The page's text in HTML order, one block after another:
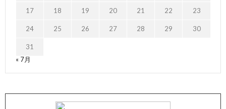
17 18 19 20 21 22 23
24 25 26 27 28 29 30
31
« 7月